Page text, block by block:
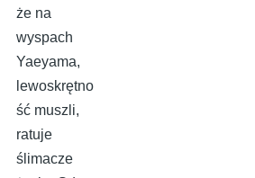
że na
wyspach
Yaeyama,
lewoskrętno
ść muszli,
ratuje
ślimacze